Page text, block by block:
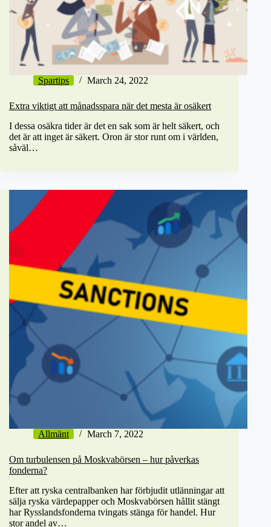
Spartips March 24, 2022
Extra viktigt att månadsspara när det mesta är osäkert
I dessa osäkra tider är det en sak som är helt säkert, och
det är att inget är säkert. Oron är stor runt om i världen,
såväl…
Allmänt March 7, 2022
Om turbulensen på Moskvabörsen – hur påverkas
fonderna?
Efter att ryska centralbanken har förbjudit utlänningar att
sälja ryska värdepapper och Moskvabörsen hållit stängt
har Rysslandsfonderna tvingats stänga för handel. Hur
stor andel av…